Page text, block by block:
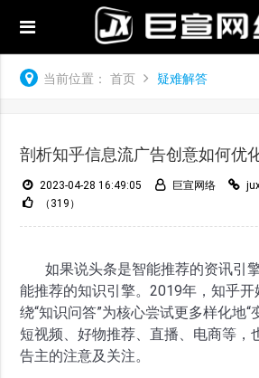
当前位置： 首页 疑难解答
剖析知乎信息流广告创意如何优
2023-04-28 16:49:05 巨宣网络
（319）
如果说头条是智能推荐的资讯引
能推荐的知识引擎。2019年，知乎
绕“知识问答”为核心尝试更多样化地“
短视频、好物推荐、直播、电商等，
告主的注意及关注。